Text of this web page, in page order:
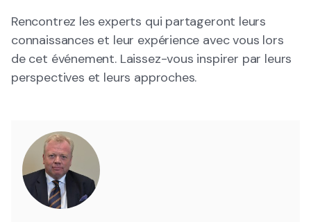
Rencontrez les experts qui partageront leurs
connaissances et leur expérience avec vous lors
de cet événement. Laissez-vous inspirer par leurs
perspectives et leurs approches.